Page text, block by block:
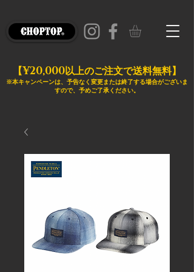
【¥20,000以上のご注文で送料無料】
※本キャンペーンは、予告なく変更または終了する場合がございま
すので、予めご了承ください。